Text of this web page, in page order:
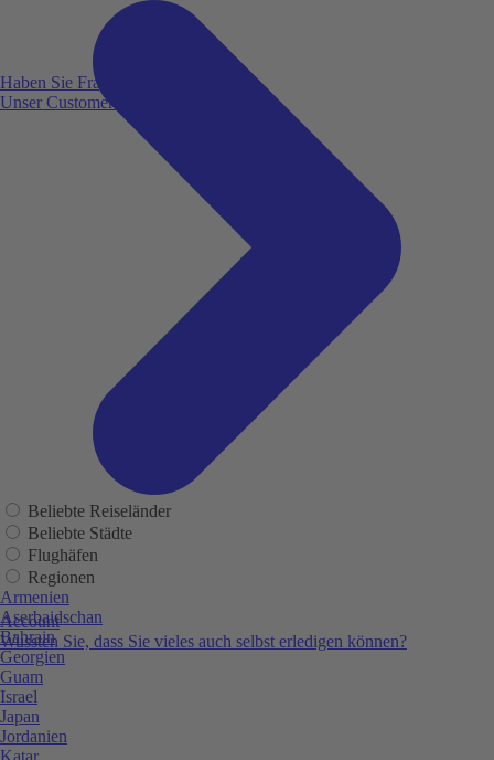
Haben Sie Fragen?
Unser Customer Service ist für Sie da!
Account
Wussten Sie, dass Sie vieles auch selbst erledigen können?
Beliebte Reiseländer
Beliebte Städte
Flughäfen
Regionen
Armenien
Aserbaidschan
Bahrain
Georgien
Guam
Israel
Japan
Jordanien
Katar